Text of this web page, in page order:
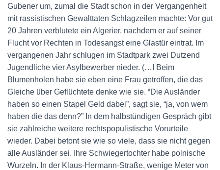
Gubener um, zumal die Stadt schon in der Vergangenheit
mit rassistischen Gewalttaten Schlagzeilen machte: Vor gut
20 Jahren verblutete ein Algerier, nachdem er auf seiner
Flucht vor Rechten in Todesangst eine Glastür eintrat. Im
vergangenen Jahr schlugen im Stadtpark zwei Dutzend
Jugendliche vier Asylbewerber nieder. (…I Beim
Blumenholen habe sie eben eine Frau getroffen, die das
Gleiche über Geflüchtete denke wie sie. “Die Ausländer
haben so einen Stapel Geld dabei”, sagt sie, “ja, von wem
haben die das denn?” In dem halbstündigen Gespräch gibt
sie zahlreiche weitere rechtspopulistische Vorurteile
wieder. Dabei betont sie wie so viele, dass sie nicht gegen
alle Ausländer sei. Ihre Schwiegertochter habe polnische
Wurzeln. In der Klaus-Hermann-Straße, wenige Meter von